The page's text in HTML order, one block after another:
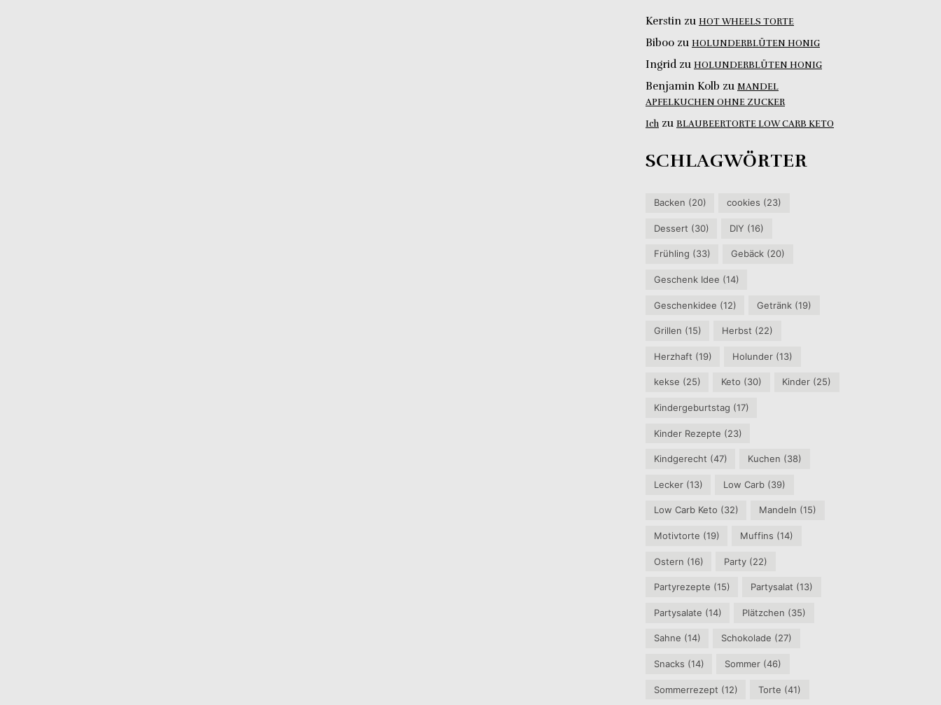
Kerstin zu HOT WHEELS TORTE
Biboo zu HOLUNDERBLÜTEN HONIG
Ingrid zu HOLUNDERBLÜTEN HONIG
Benjamin Kolb zu MANDEL
APFELKUCHEN OHNE ZUCKER
Ich zu BLAUBEERTORTE LOW CARB KETO
SCHLAGWÖRTER
Backen (20) cookies (23)
Dessert (30) DIY (16)
Frühling (33) Gebäck (20)
Geschenk Idee (14)
Geschenkidee (12) Getränk (19)
Grillen (15) Herbst (22)
Herzhaft (19) Holunder (13)
kekse (25) Keto (30) Kinder (25)
Kindergeburtstag (17)
Kinder Rezepte (23)
Kindgerecht (47) Kuchen (38)
Lecker(13) Low Carb (39)
Low Carb Keto (32) Mandeln (15)
Motivtorte (19) Muffins (14)
Ostern (16) Party (22)
Partyrezepte (15) Partysalat (13)
Partysalate (14) Plätzchen (35)
Sahne (14) Schokolade (27)
Snacks (14) Sommer (46)
Sommerrezept (12) Torte (41)